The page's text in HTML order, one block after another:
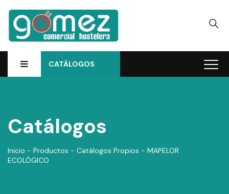
CATÁLOGOS
Catálogos
Inicio - Productos - Catálogos Propios - MAPELOR
ECOLÓGICO